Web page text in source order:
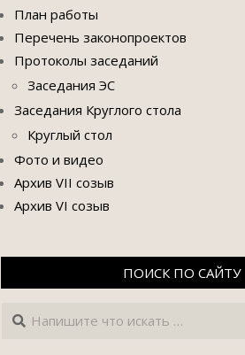
План работы
Перечень законопроектов
Протоколы заседаний
Заседания ЭС
Заседания Круглого стола
Круглый стол
Фото и видео
Архив VII созыв
Архив VI созыв
ПОИСК ПО САЙТУ
Поиск